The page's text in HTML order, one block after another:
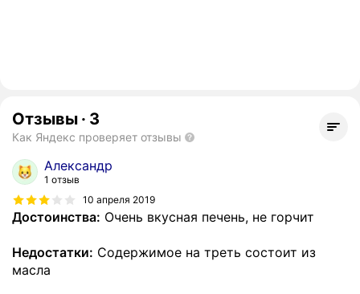
Отзывы · 3
Как Яндекс проверяет отзывы
Александр
1 отзыв
10 апреля 2019
Достоинства: Очень вкусная печень, не горчит
Недостатки: Содержимое на треть состоит из
масла